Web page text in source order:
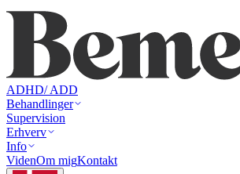
ADHD/ ADD
Behandlinger
Supervision
Erhverv
Info
VidenOm migKontakt